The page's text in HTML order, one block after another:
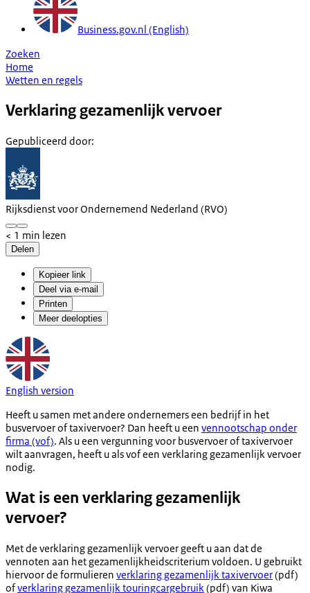
Business.gov.nl (English)
Zoeken
Home
Wetten en regels
Verklaring gezamenlijk vervoer
Gepubliceerd door:
Rijksdienst voor Ondernemend Nederland (RVO)
< 1 min lezen
Delen
Kopieer link
Deel via e-mail
Printen
Meer deelopties
English version
Heeft u samen met andere ondernemers een bedrijf in het
busvervoer of taxivervoer? Dan heeft u een vennootschap onder
firma (vof). Als u een vergunning voor busvervoer of taxivervoer
wilt aanvragen, heeft u als vof een verklaring gezamenlijk vervoer
nodig.
Wat is een verklaring gezamenlijk
vervoer?
Met de verklaring gezamenlijk vervoer geeft u aan dat de
vennoten aan het gezamenlijkheidscriterium voldoen. U gebruikt
hiervoor de formulieren verklaring gezamenlijk taxivervoer(pdf)
ofverklaring gezamenlijk touringcargebruik (pdf) van Kiwa